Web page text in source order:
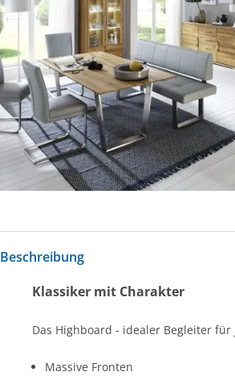
Beschreibung
Klassiker mit Charakter
Das Highboard - idealer Begleiter
Massive Fronten